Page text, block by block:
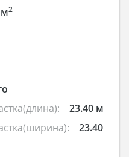
м2
23.40 м
23.40